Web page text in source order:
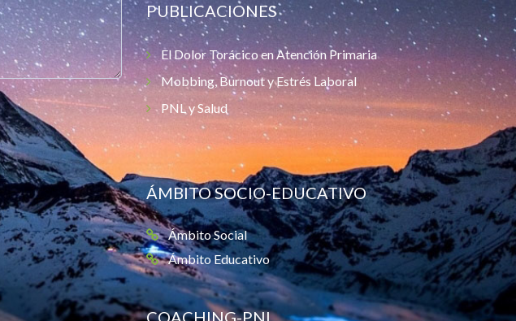
PUBLICACIONES
El Dolor Torácico en Atención Primaria
Mobbing, Burnout y Estrés Laboral
PNL y Salud
ÁMBITO SOCIO-EDUCATIVO
Ámbito Social
Ámbito Educativo
COACHING-PNL